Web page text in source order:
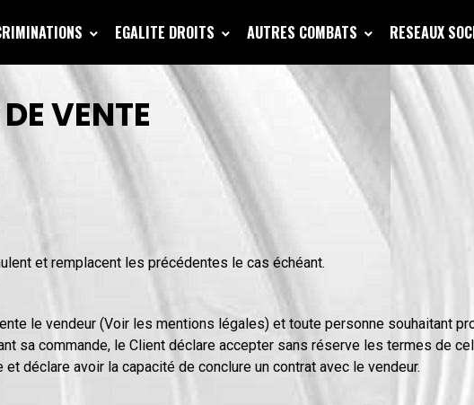
EGALITE DROITS AUTRES COMBATS RESEAUX
VENTE
et remplacent les précédentes le cas échéant.
le vendeur (Voir les mentions légales) et toute personne souhaitant
sa commande, le Client déclare accepter sans réserve les termes de
déclare avoir la capacité de conclure un contrat avec le vendeur.